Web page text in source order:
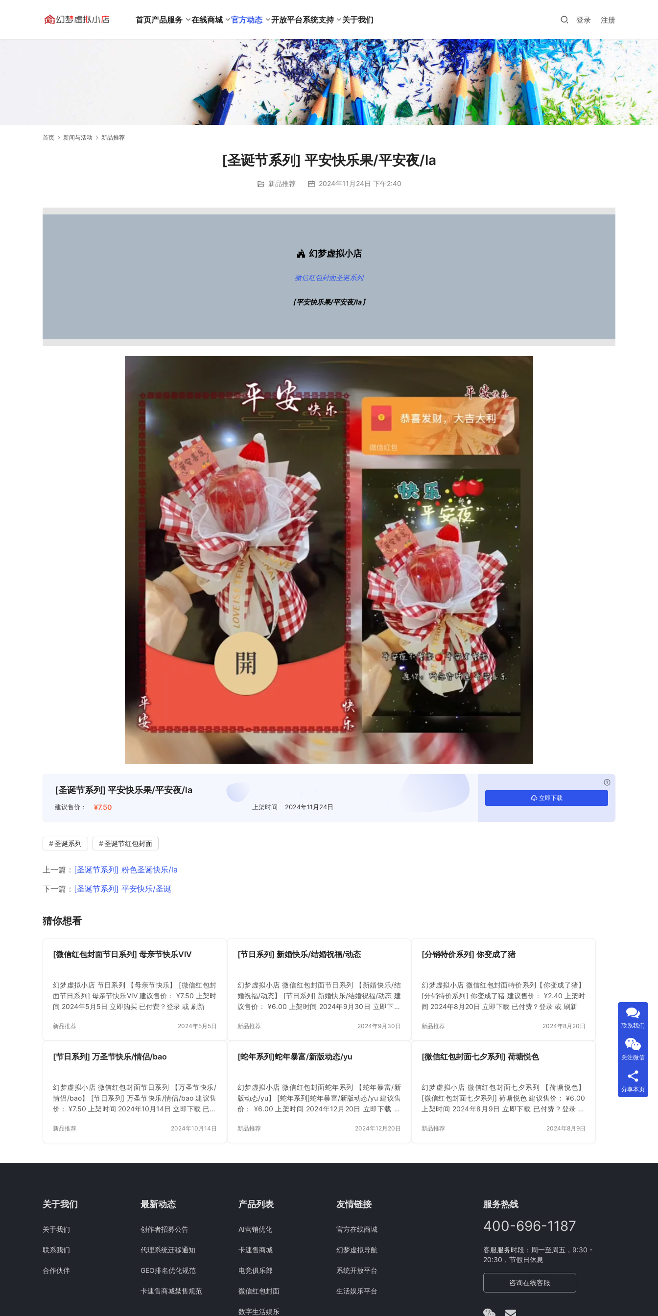
首页产品服务 在线商城 官方动态 开放平台系统支持 关于我们 登录 注册
首页 新闻与活动 新品推荐
[圣诞节系列] 平安快乐果/平安夜/la
新品推荐 2024年11月24日 下午2:40
幻梦虚拟小店
微信红包封面圣诞系列
【平安快乐果/平安夜/la】
[圣诞节系列] 平安快乐果/平安夜/la
建议售价： ¥7.50 上架时间 2024年11月24日
立即下载
圣诞系列 圣诞节红包封面
上一篇： [圣诞节系列] 粉色圣诞快乐/la
下一篇： [圣诞节系列] 平安快乐/圣诞
猜你想看
[微信红包封面节日系列] 母亲节快乐VIV
幻梦虚拟小店 节日系列 【母亲节快乐】 [微信红包封
面节日系列] 母亲节快乐VIV 建议售价： ¥7.50 上架时
间 2024年5月5日 立即购买 已付费？登录 或 刷新
新品推荐 2024年5月5日
[节日系列] 新婚快乐/结婚祝福/动态
幻梦虚拟小店 微信红包封面节日系列 【新婚快乐/结
婚祝福/动态】 [节日系列] 新婚快乐/结婚祝福/动态 建
议售价： ¥6.00 上架时间 2024年9月30日 立即下载
新品推荐 2024年9月30日
[分销特价系列] 你变成了猪
幻梦虚拟小店 微信红包封面特价系列【你变成了猪】
[分销特价系列] 你变成了猪 建议售价： ¥2.40 上架时
间 2024年8月20日 立即下载 已付费？登录 或 刷新
新品推荐 2024年8月20日
[节日系列] 万圣节快乐/情侣/bao
幻梦虚拟小店 微信红包封面节日系列 【万圣节快乐/
情侣/bao】 [节日系列] 万圣节快乐/情侣/bao 建议售
价： ¥7.50 上架时间 2024年10月14日 立即下载 已付
新品推荐 2024年10月14日
[蛇年系列]蛇年暴富/新版动态/yu
幻梦虚拟小店 微信红包封面蛇年系列 【蛇年暴富/新
版动态/yu】 [蛇年系列]蛇年暴富/新版动态/yu 建议售
价： ¥6.00 上架时间 2024年12月20日 立即下载 已
新品推荐 2024年12月20日
[微信红包封面七夕系列] 荷塘悦色
幻梦虚拟小店 微信红包封面七夕系列 【荷塘悦色】
[微信红包封面七夕系列] 荷塘悦色 建议售价： ¥6.00
上架时间 2024年8月9日 立即下载 已付费？登录 或
新品推荐 2024年8月9日
关于我们
关于我们
联系我们
合作伙伴
最新动态
创作者招募公告
代理系统迁移通知
GEO排名优化规范
卡速售商城禁售规范
产品列表
AI营销优化
卡速售商城
电竞俱乐部
微信红包封面
数字生活娱乐
友情链接
官方在线商城
幻梦虚拟导航
系统开放平台
生活娱乐平台
服务热线
400-696-1187
客服服务时段：周一至周五，9:30 -
20:30，节假日休息
咨询在线客服
联系我们
关注微信
分享本页